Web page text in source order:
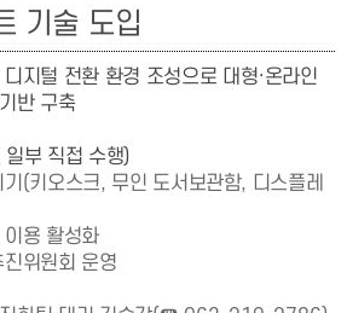
기술 도입
지털 전환 환경 조성으로 대형·온라인
반 구축
일부 직접 수행)
(키오스크, 무인 도서보관함, 디스플레
용 활성화
위원회 운영